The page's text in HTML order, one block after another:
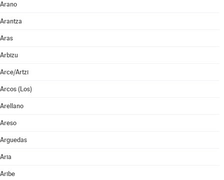
Arano
Arantza
Aras
Arbizu
Arce/Artzi
Arcos (Los)
Arellano
Areso
Arguedas
Aria
Aribe